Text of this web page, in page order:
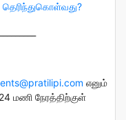
தெரிந்துகொள்வது?
எனும்
மணி நேரத்திற்குள்